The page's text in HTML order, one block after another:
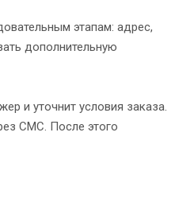
этапам: адрес,
дополнительную
и уточнит условия заказа.
СМС. После этого